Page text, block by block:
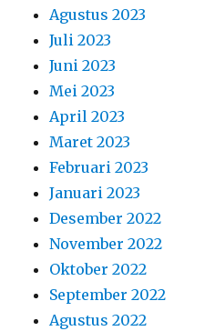
Agustus 2023
Juli 2023
Juni 2023
Mei 2023
April 2023
Maret 2023
Februari 2023
Januari 2023
Desember 2022
November 2022
Oktober 2022
September 2022
Agustus 2022